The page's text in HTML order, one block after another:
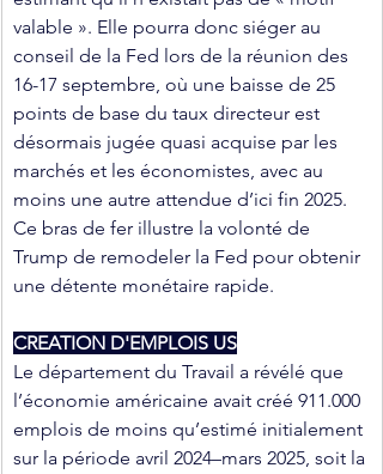
valable ». Elle pourra donc siéger au
conseil de la Fed lors de la réunion des
16-17 septembre, où une baisse de 25
points de base du taux directeur est
désormais jugée quasi acquise par les
marchés et les économistes, avec au
moins une autre attendue d’ici fin 2025.
Ce bras de fer illustre la volonté de
Trump de remodeler la Fed pour obtenir
une détente monétaire rapide.
CREATION D'EMPLOIS US
Le département du Travail a révélé que
l’économie américaine avait créé 911.000
emplois de moins qu’estimé initialement
sur la période avril 2024–mars 2025, soit la